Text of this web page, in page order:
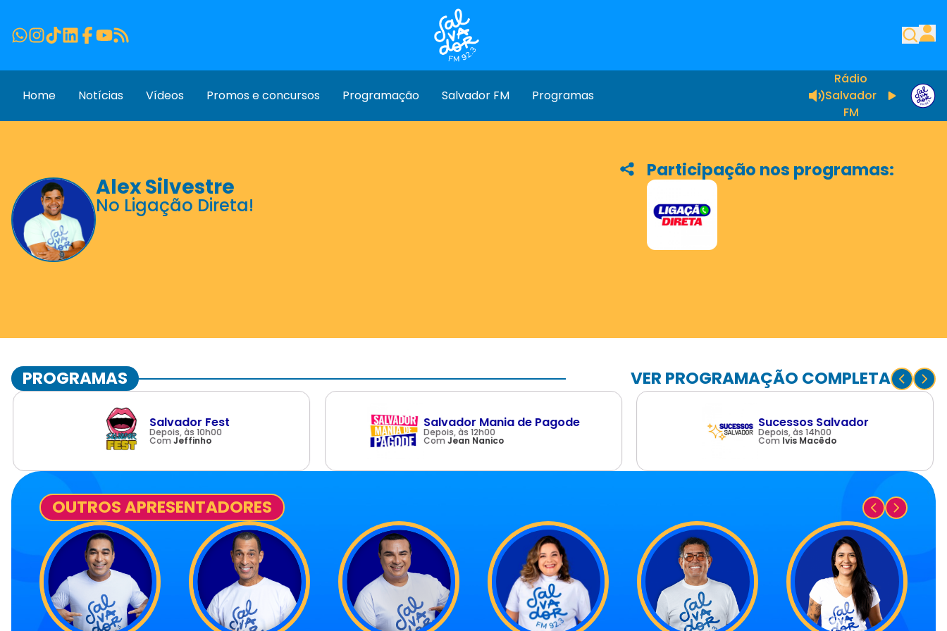
Home Notícias Vídeos Promos e concursos Programação Salvador FM Programas
Rádio
Salvador
FM
Alex Silvestre
No Ligação Direta!
Participação nos programas:
PROGRAMAS VER PROGRAMAÇÃO COMPLETA
Salvador Fest
Depois, às 10h00
Com Jeffinho
Salvador Mania de Pagode
Depois, às 12h00
ComJean Nanico
Sucessos Salvador
Depois, às 14h00
Com Ivis Macêdo
OUTROS APRESENTADORES